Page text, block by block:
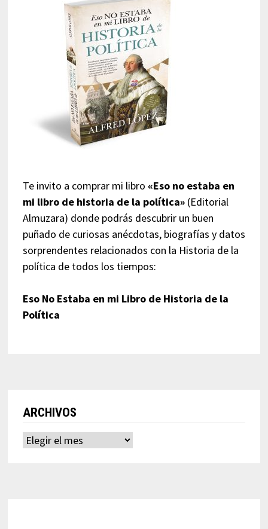
Te invito a comprar mi libro «Eso no estaba en
mi libro de historia de la política»(Editorial
Almuzara) donde podrás descubrir un buen
puñado de curiosas anécdotas, biografías y datos
sorprendentes relacionados con la Historia de la
política de todos los tiempos:
Eso No Estaba en mi Libro de Historia de la
Política
ARCHIVOS
Archivos